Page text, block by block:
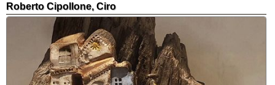
Roberto Cipollone, Ciro